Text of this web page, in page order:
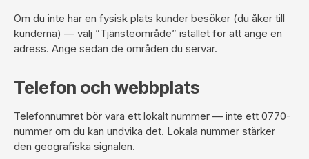
Om du inte har en fysisk plats kunder besöker (du åker till
kunderna) — välj ”Tjänsteområde” istället för att ange en
adress. Ange sedan de områden du servar.
Telefon och webbplats
Telefonnumret bör vara ett lokalt nummer — inte ett 0770-
nummer om du kan undvika det. Lokala nummer stärker
den geografiska signalen.